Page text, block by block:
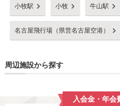
小牧駅 小牧 牛山駅
名古屋飛行場（県営名古屋空港）
周辺施設から探す
入会金・年会